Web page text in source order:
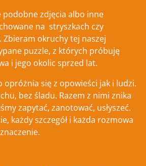
podobne zdjęcia albo inne
na stryszkach czy
Zbieram okruchy tej naszej
puzzle, z których próbuję
i jego okolic sprzed lat.
opróżnia się z opowieści jak i ludzi.
bez śladu. Razem z nimi znika
zapytać, zanotować, usłyszeć.
każdy szczegół i każda rozmowa